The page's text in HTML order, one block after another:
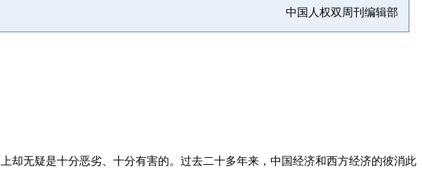
中国人权双周刊编辑部
却无疑是十分恶劣、十分有害的。过去二十多年来，中国经济和西方经济的彼消此